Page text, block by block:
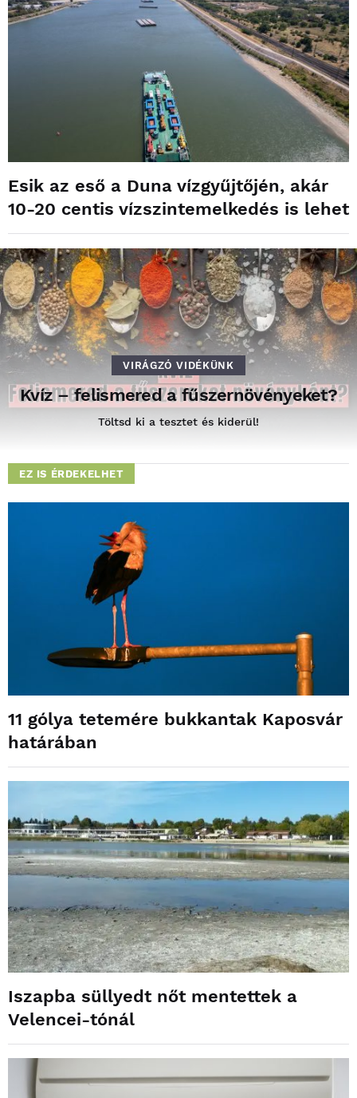
Esik az eső a Duna vízgyűjtőjén, akár
10-20 centis vízszintemelkedés is lehet
VIRÁGZÓ VIDÉKÜNK
Kvíz – felismered a fűszernövényeket?
Töltsd ki a tesztet és kiderül!
EZ IS ÉRDEKELHET
11 gólya tetemére bukkantak Kaposvár
határában
Iszapba süllyedt nőt mentettek a
Velencei-tónál